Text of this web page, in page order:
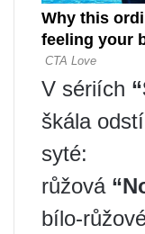
V sériích
škála
syté:
růžová
bílo-